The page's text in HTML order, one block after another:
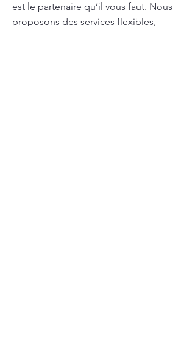
est le partenaire qu’il vous faut. Nous
proposons des services flexibles,